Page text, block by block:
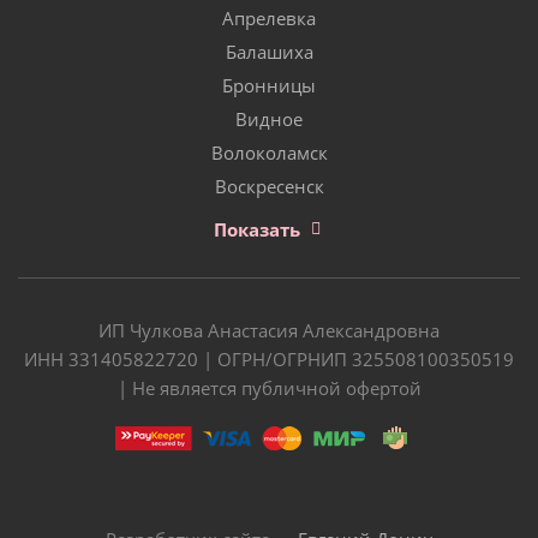
Апрелевка
Балашиха
Бронницы
Видное
Волоколамск
Воскресенск
Показать
ИП Чулкова Анастасия Александровна
ИНН 331405822720 | ОГРН/ОГРНИП 325508100350519
| Не является публичной офертой